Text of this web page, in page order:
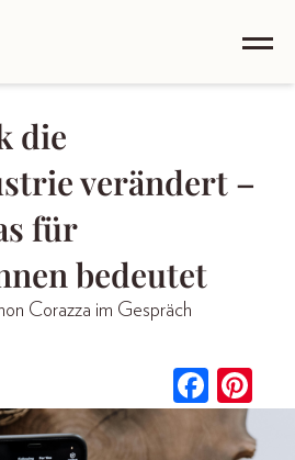
die
verändert –
für
bedeutet
Corazza im Gespräch